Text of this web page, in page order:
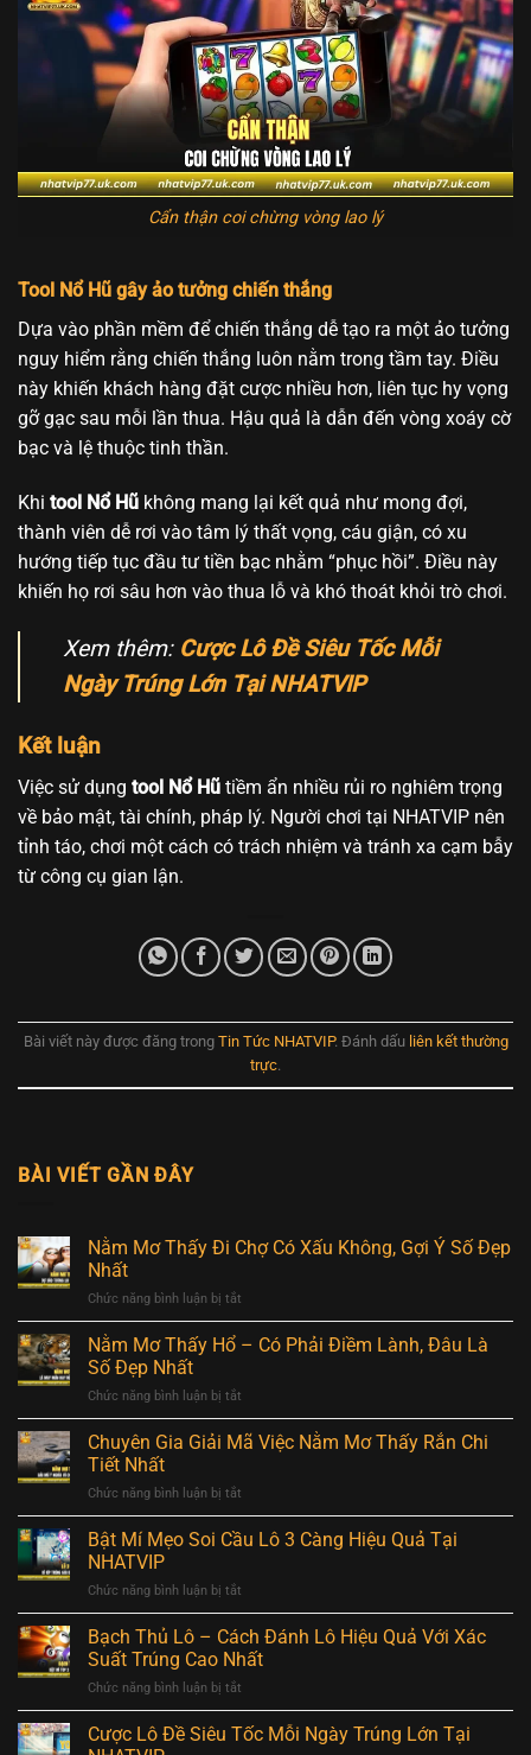
Cẩn thận coi chừng vòng lao lý
Tool Nổ Hũ gây ảo tưởng chiến thắng
Dựa vào phần mềm để chiến thắng dễ tạo ra một ảo tưởng
nguy hiểm rằng chiến thắng luôn nằm trong tầm tay. Điều
này khiến khách hàng đặt cược nhiều hơn, liên tục hy vọng
gỡ gạc sau mỗi lần thua. Hậu quả là dẫn đến vòng xoáy cờ
bạc và lệ thuộc tinh thần.
Khi tool Nổ Hũ không mang lại kết quả như mong đợi,
thành viên dễ rơi vào tâm lý thất vọng, cáu giận, có xu
hướng tiếp tục đầu tư tiền bạc nhằm “phục hồi”. Điều này
khiến họ rơi sâu hơn vào thua lỗ và khó thoát khỏi trò chơi.
Xem thêm: Cược Lô Đề Siêu Tốc Mỗi
Ngày Trúng Lớn Tại NHATVIP
Kết luận
Việc sử dụng tool Nổ Hũ tiềm ẩn nhiều rủi ro nghiêm trọng
về bảo mật, tài chính, pháp lý. Người chơi tại NHATVIP nên
tỉnh táo, chơi một cách có trách nhiệm và tránh xa cạm bẫy
từ công cụ gian lận.
Bài viết này được đăng trong Tin Tức NHATVIP. Đánh dấu liên kết thường
trực.
BÀI VIẾT GẦN ĐÂY
Nằm Mơ Thấy Đi Chợ Có Xấu Không, Gợi Ý Số Đẹp
Nhất
Chức năng bình luận bị tắt
Nằm
Mơ
Có
Xấu
Số
Đẹp
Nằm Mơ Thấy Hổ – Có Phải Điềm Lành, Đâu Là
Số Đẹp Nhất
Chức năng bình luận bị tắt
Nằm
Mơ
Có
Phải
Là
Số
Đẹp
Chuyên Gia Giải Mã Việc Nằm Mơ Thấy Rắn Chi
Tiết Nhất
Chức năng bình luận bị tắt
Chuyên
Gia
Nằm
Mơ
Thấy
Tiết
Nhất
Bật Mí Mẹo Soi Cầu Lô 3 Càng Hiệu Quả Tại
NHATVIP
Chức năng bình luận bị tắt
Bật
Mí
Mẹo
Lô
3
Bạch Thủ Lô – Cách Đánh Lô Hiệu Quả Với Xác
Suất Trúng Cao Nhất
Chức năng bình luận bị tắt
Bạch
Thủ
Cược Lô Đề Siêu Tốc Mỗi Ngày Trúng Lớn Tại